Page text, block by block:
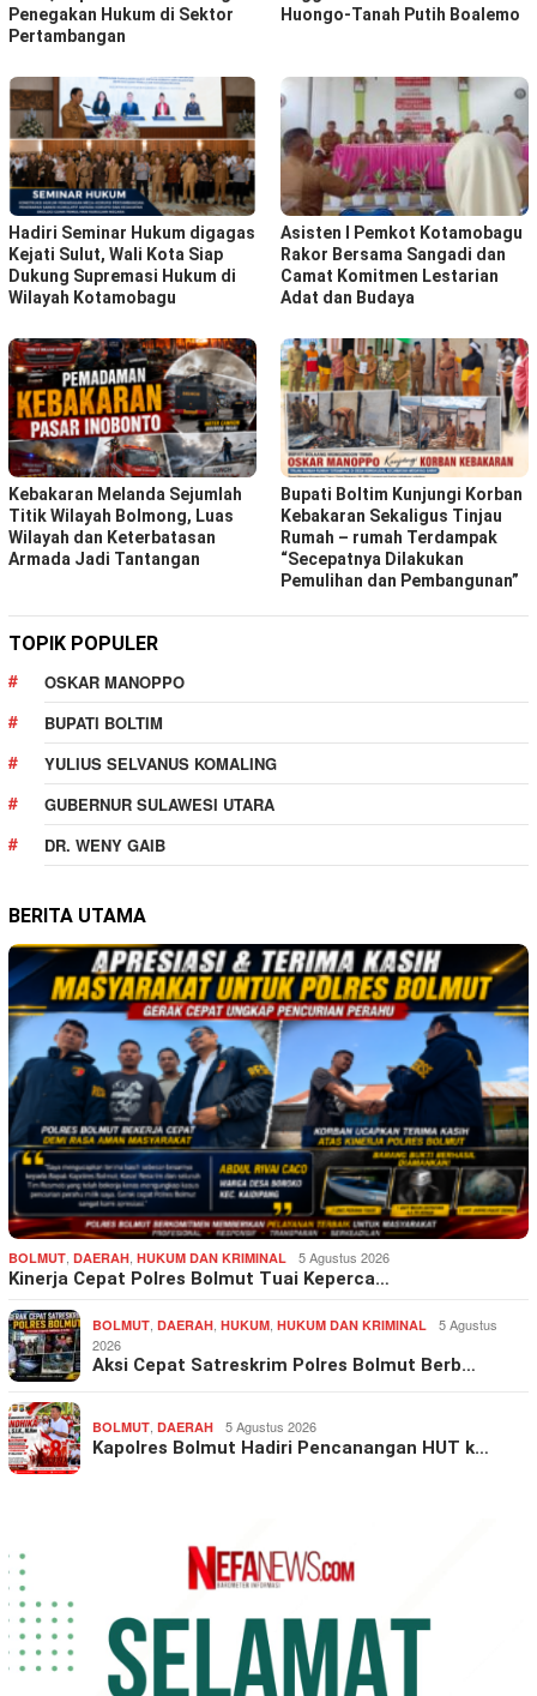
Penegakan Hukum di Sektor
Pertambangan
Huongo-Tanah Putih Boalemo
Hadiri Seminar Hukum digagas
Kejati Sulut, Wali Kota Siap
Dukung Supremasi Hukum di
Wilayah Kotamobagu
Asisten I Pemkot Kotamobagu
Rakor Bersama Sangadi dan
Camat Komitmen Lestarian
Adat dan Budaya
Kebakaran Melanda Sejumlah
Titik Wilayah Bolmong, Luas
Wilayah dan Keterbatasan
Armada Jadi Tantangan
Bupati Boltim Kunjungi Korban
Kebakaran Sekaligus Tinjau
Rumah – rumah Terdampak
“Secepatnya Dilakukan
Pemulihan dan Pembangunan”
TOPIK POPULER
OSKAR MANOPPO
BUPATI BOLTIM
YULIUS SELVANUS KOMALING
GUBERNUR SULAWESI UTARA
DR. WENY GAIB
BERITA UTAMA
BOLMUT DAERAH HUKUM DAN KRIMINAL 5 Agustus 2026
Kinerja Cepat Polres Bolmut Tuai Keperca…
BOLMUT DAERAH HUKUM HUKUM DAN KRIMINAL
5 Agustus
2026
Aksi Cepat Satreskrim Polres Bolmut Berb…
BOLMUT DAERAH 5 Agustus 2026
Kapolres Bolmut Hadiri Pencanangan HUT k…